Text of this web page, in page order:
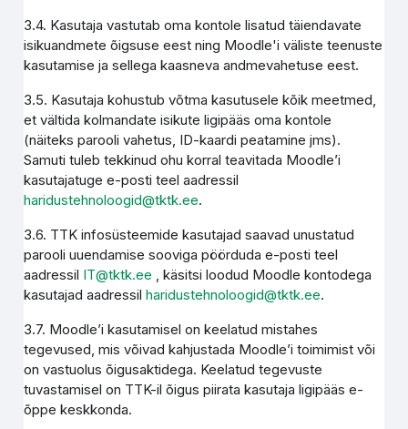
3.4. Kasutaja vastutab oma kontole lisatud täiendavate
isikuandmete õigsuse eest ning Moodle'i väliste teenuste
kasutamise ja sellega kaasneva andmevahetuse eest.
3.5. Kasutaja kohustub võtma kasutusele kõik meetmed,
et vältida kolmandate isikute ligipääs oma kontole
(näiteks parooli vahetus, ID-kaardi peatamine jms).
Samuti tuleb tekkinud ohu korral teavitada Moodle’i
kasutajatuge e-posti teel aadressil
haridustehnoloogid@tktk.ee.
3.6. TTK infosüsteemide kasutajad saavad unustatud
parooli uuendamise sooviga pöörduda e-posti teel
aadressil IT@tktk.ee , käsitsi loodud Moodle kontodega
kasutajad aadressilharidustehnoloogid@tktk.ee.
3.7. Moodle’i kasutamisel on keelatud mistahes
tegevused, mis võivad kahjustada Moodle’i toimimist või
on vastuolus õigusaktidega. Keelatud tegevuste
tuvastamisel on TTK-il õigus piirata kasutaja ligipääs e-
õppe keskkonda.